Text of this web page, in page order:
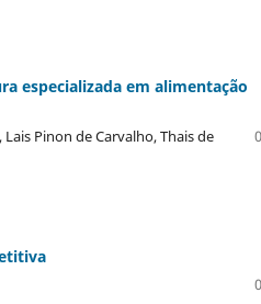
especializada em alimentação
Pinon de Carvalho, Thais de